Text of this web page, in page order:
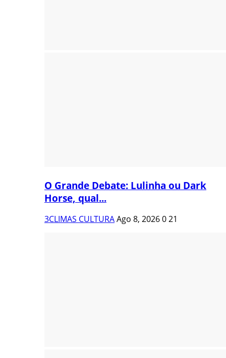
O Grande Debate: Lulinha ou Dark
Horse, qual...
3CLIMAS CULTURAAgo 8, 2026021